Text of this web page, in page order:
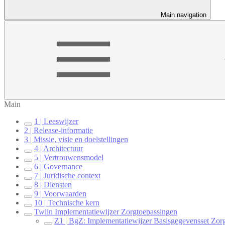
Main navigation
Main
1 | Leeswijzer
2 | Release-informatie
3 | Missie, visie en doelstellingen
4 | Architectuur
5 | Vertrouwensmodel
6 | Governance
7 | Juridische context
8 | Diensten
9 | Voorwaarden
10 | Technische kern
Twiin Implementatiewijzer Zorgtoepassingen
Z1 | BgZ: Implementatiewijzer Basisgegevensset